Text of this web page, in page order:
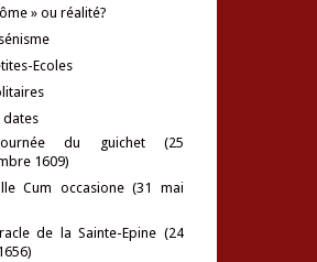
» ou réalité?
Ecoles
dates
du guichet (25
1609)
Cum occasione (31 mai
de la Sainte-Epine (24